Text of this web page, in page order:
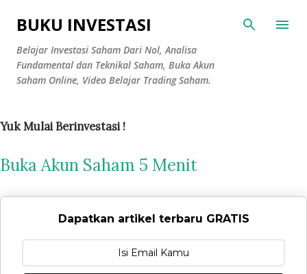
Langsung ke konten utama
BUKU INVESTASI
Belajar Investasi Saham Dari Nol, Analisa
Fundamental dan Teknikal Saham, Buka Akun
Saham Online, Video Belajar Trading Saham.
Yuk Mulai Berinvestasi !
Buka Akun Saham 5 Menit
Dapatkan artikel terbaru GRATIS